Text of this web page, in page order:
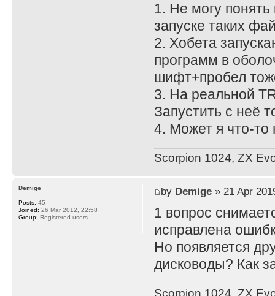
1. Не могу
запуске таких
2. Хобета
программ в
шифт+пробел
3. На реальной
Запустить с неё
4. Может я что-то
Scorpion 1024, ZX
by Demige» 21 Apr
1 вопрос
исправлена
Но появляется
дисководы? Как
Scorpion 1024, ZX
Demige
Posts: 45
Joined: 26 Mar 2012, 22:58
Group: Registered users